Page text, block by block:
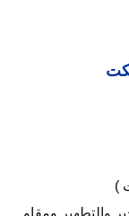
)
والتطهير ومقاو